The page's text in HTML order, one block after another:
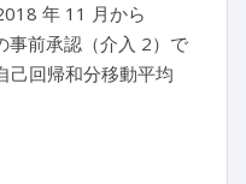
年 11 月から
事前承認（介入 2）で
己回帰和分移動平均